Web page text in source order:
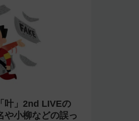
叶」2nd LIVEの
や小柳などの誤っ